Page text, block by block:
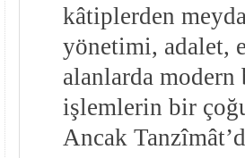
kâtiplerden
yönetimi, adalet,
alanlarda
işlemlerin bir
Ancak